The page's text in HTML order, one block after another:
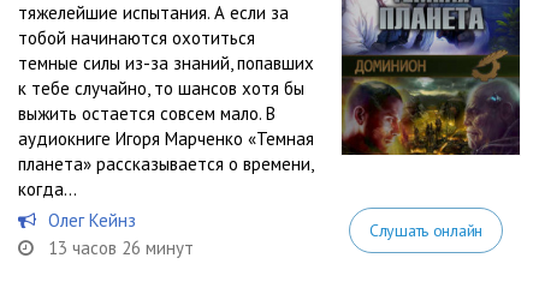
тяжелейшие испытания. А если за
тобой начинаются охотиться
темные силы из-за знаний, попавших
к тебе случайно, то шансов хотя бы
выжить остается совсем мало. В
аудиокниге Игоря Марченко «Темная
планета» рассказывается о времени,
когда...
Олег Кейнз
13 часов 26 минут
Слушать онлайн